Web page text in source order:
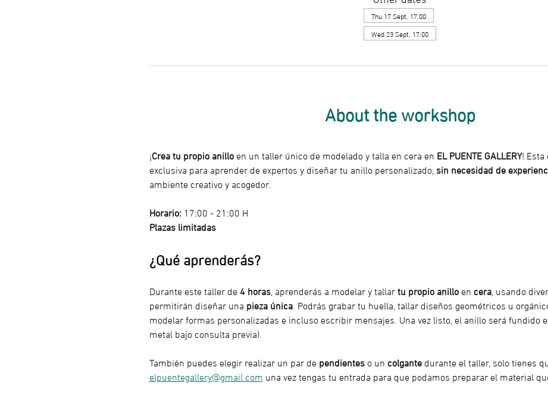
Thu 17 Sept, 17:00
Wed 23 Sept, 17:00
About the workshop
¡Crea tu propio anillo en un taller único de modelado y talla en cera en EL PUENTE GALLERY!
exclusiva para aprender de expertos y diseñar tu anillo personalizado, sin necesidad de
ambiente creativo y acogedor.
Horario: 17:00 - 21:00 H
Plazas limitadas
¿Qué aprenderás?
Durante este taller de 4 horas, aprenderás a modelar y tallar tu propio anillo en cera, usando
permitirán diseñar una pieza única. Podrás grabar tu huella, tallar diseños geométricos u
modelar formas personalizadas e incluso escribir mensajes. Una vez listo, el anillo será fundido
metal bajo consulta previa).
También puedes elegir realizar un par de pendientes o un colgante durante el taller, solo tienes
elpuentegallery@gmail.com una vez tengas tu entrada para que podamos preparar el material